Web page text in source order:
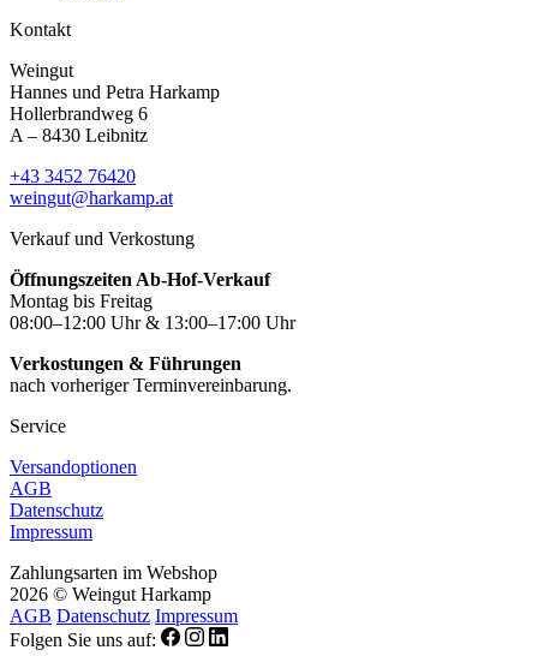
Kontakt
Weingut
Hannes und Petra Harkamp
Hollerbrandweg 6
A – 8430 Leibnitz
+43 3452 76420
weingut@harkamp.at
Verkauf und Verkostung
Öffnungszeiten Ab-Hof-Verkauf
Montag bis Freitag
08:00–12:00 Uhr & 13:00–17:00 Uhr
Verkostungen & Führungen
nach vorheriger Terminvereinbarung.
Service
Versandoptionen
AGB
Datenschutz
Impressum
Zahlungsarten im Webshop
2026 © Weingut Harkamp
AGB Datenschutz Impressum
Folgen Sie uns auf: